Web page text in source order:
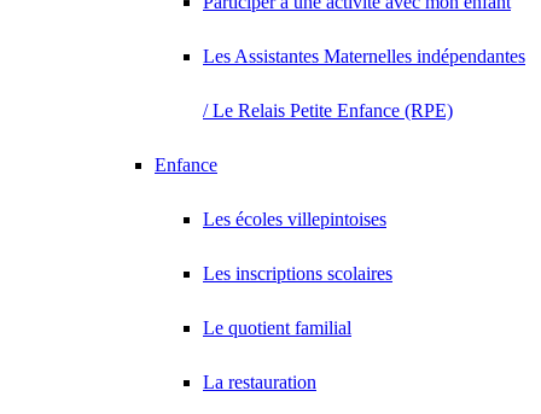
Les Assistantes Maternelles indépendantes
/ Le Relais Petite Enfance (RPE)
Enfance
Les écoles villepintoises
Les inscriptions scolaires
Le quotient familial
La restauration